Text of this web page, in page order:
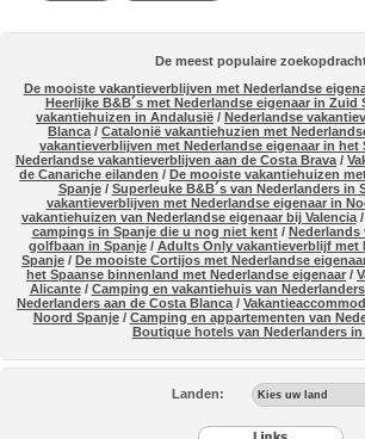
De meest populaire
De mooiste vakantieverblijven met Nederlandse
Heerlijke B&B´s met Nederlandse eigenaar in Zuid
vakantiehuizen in Andalusië / Nederlandse
Blanca /Catalonië vakantiehuzien met
vakantieverblijven met Nederlandse eigenaar in het
Nederlandse vakantieverblijven aan de Costa Brava /
de Canariche eilanden / De mooiste vakantiehuizen
Spanje/ Superleuke B&B´s van Nederlanders in
vakantieverblijven met Nederlandse eigenaar in
vakantiehuizen van Nederlandse eigenaar bij Valencia/
campings in Spanje die u nog niet kent/
golfbaan in Spanje/ Adults Only vakantieverblijf met
Spanje / De mooiste Cortijos met Nederlandse
het Spaanse binnenland met Nederlandse eigenaar /
Alicante/ Camping en vakantiehuis van
Nederlanders aan de Costa Blanca /
Noord Spanje/ Camping en appartementen van
Boutique hotels van Nederlanders in
Landen: